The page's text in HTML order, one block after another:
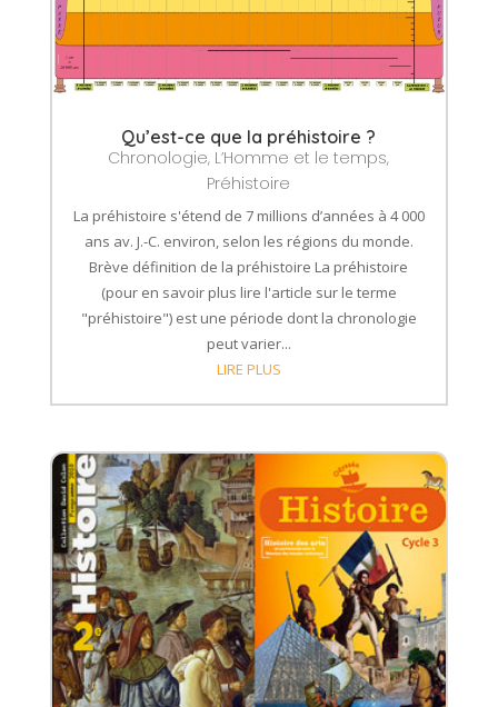
Qu’est-ce que la préhistoire ?
Chronologie, L’Homme et le temps,
Préhistoire
La préhistoire s'étend de 7 millions d’années à 4 000
ans av. J.-C. environ, selon les régions du monde.
Brève définition de la préhistoire La préhistoire
(pour en savoir plus lire l'article sur le terme
"préhistoire") est une période dont la chronologie
peut varier...
LIRE PLUS